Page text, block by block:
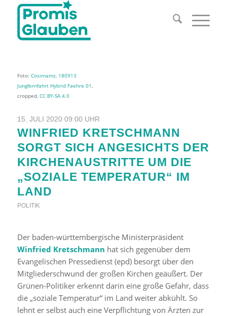
Foto: Cosimamz, 180913
Jungfernfahrt Hybrid Faehre 01
cropped, CC BY-SA 4.0
15. JULI 2020 09:00 UHR
WINFRIED KRETSCHMANN
SORGT SICH ANGESICHTS DER
KIRCHENAUSTRITTE UM DIE
„SOZIALE TEMPERATUR“ IM
LAND
POLITIK
Der baden-württembergische Ministerpräsident
Winfried Kretschmann hat sich gegenüber dem
Evangelischen Pressedienst (epd) besorgt über den
Mitgliederschwund der großen Kirchen geäußert. Der
Grünen-Politiker erkennt darin eine große Gefahr, dass
die „soziale Temperatur“ im Land weiter abkühlt. So
lehnt er selbst auch eine Verpflichtung von Ärzten zur